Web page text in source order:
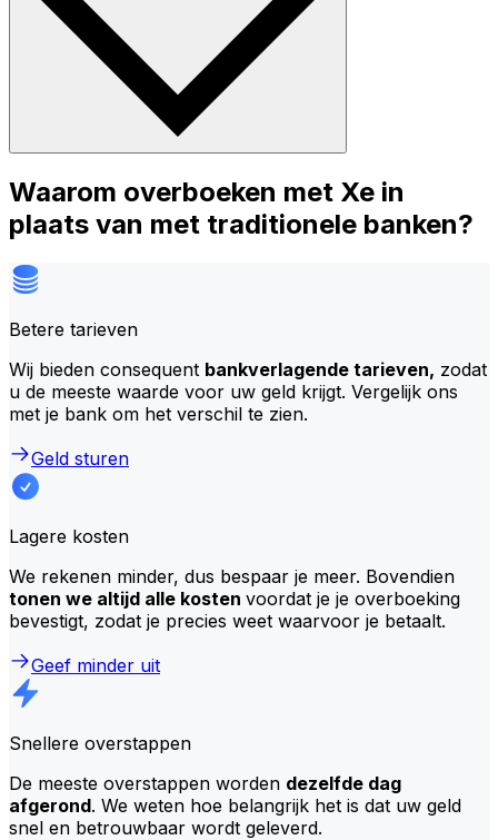
Waarom overboeken met Xe in
plaats van met traditionele banken?
Betere tarieven
Wij bieden consequent bankverlagende tarieven, zodat
u de meeste waarde voor uw geld krijgt. Vergelijk ons
met je bank om het verschil te zien.
Geld sturen
Lagere kosten
We rekenen minder, dus bespaar je meer. Bovendien
tonen we altijd alle kosten voordat je je overboeking
bevestigt, zodat je precies weet waarvoor je betaalt.
Geef minder uit
Snellere overstappen
De meeste overstappen worden dezelfde dag
afgerond. We weten hoe belangrijk het is dat uw geld
snel en betrouwbaar wordt geleverd.